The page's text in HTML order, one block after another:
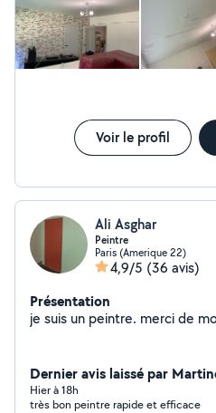
dépannage Petits travaux
réparations, pannes et mises en
carrelage & sols Petits
carrelage, lino, parquet et
mesure, pose de climatisation. Urgences &
rapides Disponible pour les
disponibilité, avec réactivité
Voir le profil
Ali Asghar
Peintre
Paris (Amerique 22)
4,9/5 (36 avis)
Présentation
je suis un peintre. merci de
Dernier avis laissé par
Hier à 18h
très bon peintre rapide et efficace